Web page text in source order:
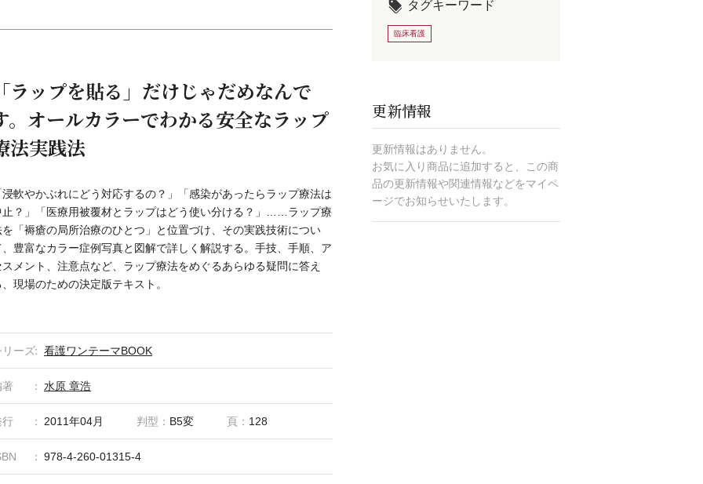
ラップを貼る」だけじゃだめなんで
。オールカラーでわかる安全なラップ
法実践法
浸軟やかぶれにどう対応するの？」「感染があったらラップ療法は
止？」「医療用被覆材とラップはどう使い分ける？」……ラップ療
を「褥瘡の局所治療のひとつ」と位置づけ、その実践技術につい
、豊富なカラー症例写真と図解で詳しく解説する。手技、手順、ア
スメント、注意点など、ラップ療法をめぐるあらゆる疑問に答え
現場のための決定版テキスト。
リーズ 看護ワンテーマBOOK
水原 章浩
行 2011年04月 判型： B5変 頁： 128
978-4-260-01315-4
タグキーワード
臨床看護
更新情報
更新情報はありません。
お気に入り商品に追加すると、この商
品の更新情報や関連情報などをマイペ
ージでお知らせいたします。